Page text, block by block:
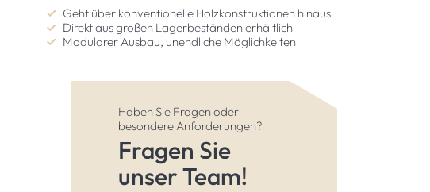
Geht über konventionelle Holzkonstruktionen hinaus
Direkt aus großen Lagerbeständen erhältlich
Modularer Ausbau, unendliche Möglichkeiten
Haben Sie Fragen oder
besondere Anforderungen?
Fragen Sie
unser Team!